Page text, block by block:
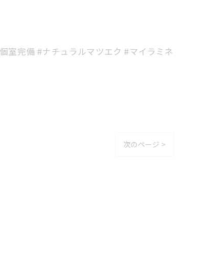
室完備 #ナチュラルマツエク #マイラミネ
次のページ >